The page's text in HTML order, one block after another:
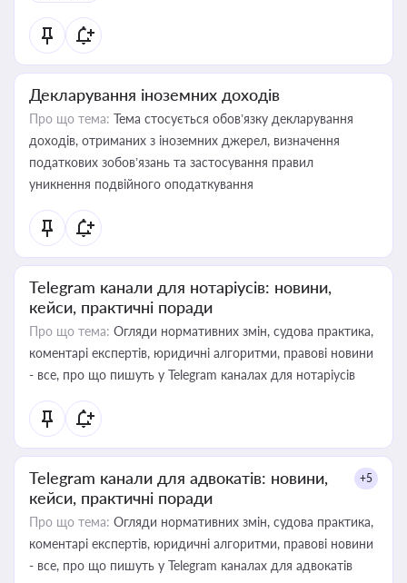
Декларування іноземних доходів
Про що тема: Тема стосується обов’язку декларування
доходів, отриманих з іноземних джерел, визначення
податкових зобов’язань та застосування правил
уникнення подвійного оподаткування
Telegram канали для нотаріусів: новини,
кейси, практичні поради
Про що тема: Огляди нормативних змін, судова практика,
коментарі експертів, юридичні алгоритми, правові новини
- все, про що пишуть у Telegram каналах для нотаріусів
Telegram канали для адвокатів: новини,
кейси, практичні поради
+5
Про що тема: Огляди нормативних змін, судова практика,
коментарі експертів, юридичні алгоритми, правові новини
- все, про що пишуть у Telegram каналах для адвокатів